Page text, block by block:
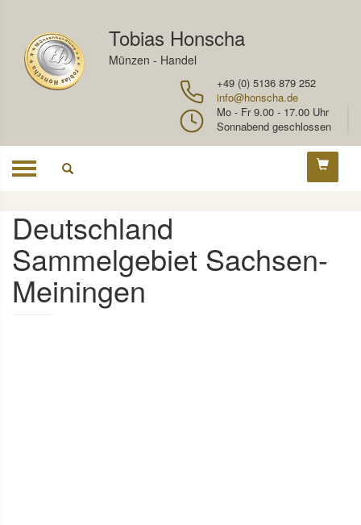
Tobias Honscha
Münzen - Handel
+49 (0) 5136 879 252
info@honscha.de
Mo - Fr 9.00 - 17.00 Uhr
Sonnabend geschlossen
Toggle
Deutschland
Sammelgebiet Sachsen-
Meiningen